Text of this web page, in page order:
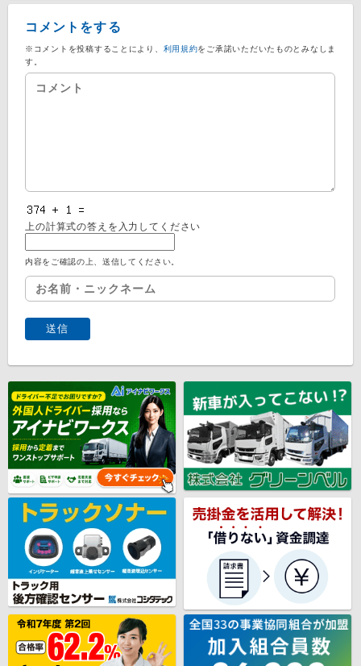
コメントをする
※コメントを投稿することにより、 利用規約をご承諾いただいたものとみなしま
す。
上の計算式の答えを入力してください
内容をご確認の上、送信してください。